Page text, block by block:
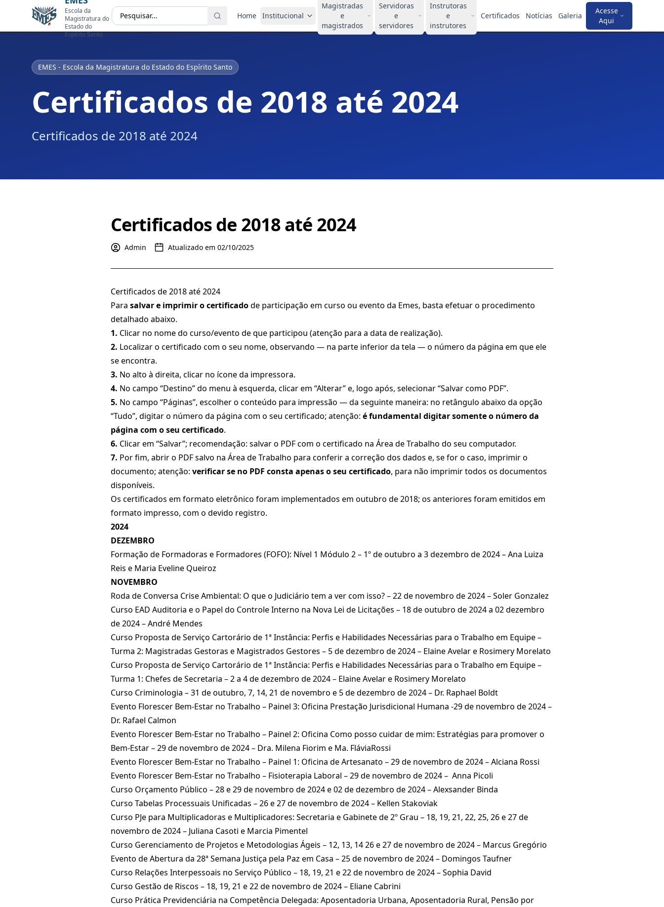
Escola da
Magistratura do
Estado do
Espírito Santo
Home Institucional
Magistradas
e
magistrados
Servidoras
e
servidores
Instrutoras
e
instrutores
Certificados Notícias Galeria
Acesse
Aqui
EMES - Escola da Magistratura do Estado do Espírito Santo
Certificados de 2018 até 2024
Certificados de 2018 até 2024
Certificados de 2018 até 2024
Admin Atualizado em 02/10/2025
Certificados de 2018 até 2024
Para salvar e imprimir o certificadode participação em curso ou evento da Emes, basta efetuar o procedimento
detalhado abaixo.
1. Clicar no nome do curso/evento de que participou (atenção para a data de realização).
2. Localizar o certificado com o seu nome, observando — na parte inferior da tela — o número da página em que ele
se encontra.
3. No alto à direita, clicar no ícone da impressora.
4. No campo “Destino” do menu à esquerda, clicar em “Alterar” e, logo após, selecionar “Salvar como PDF”.
5. No campo “Páginas”, escolher o conteúdo para impressão — da seguinte maneira: no retângulo abaixo da opção
“Tudo”, digitar o número da página com o seu certificado; atenção: é fundamental digitar somente o número da
página com o seu certificado.
6. Clicar em “Salvar”; recomendação: salvar o PDF com o certificado na Área de Trabalho do seu computador.
7. Por fim, abrir o PDF salvo na Área de Trabalho para conferir a correção dos dados e, se for o caso, imprimir o
documento; atenção: verificar se no PDF consta apenas o seu certificado, para não imprimir todos os documentos
disponíveis.
Os certificados em formato eletrônico foram implementados em outubro de 2018; os anteriores foram emitidos em
formato impresso, com o devido registro.
2024
DEZEMBRO
Formação de Formadoras e Formadores (FOFO): Nível 1 Módulo 2 – 1º de outubro a 3 dezembro de 2024 – Ana Luiza
Reis e Maria Eveline Queiroz
NOVEMBRO
Roda de Conversa Crise Ambiental: O que o Judiciário tem a ver com isso? – 22 de novembro de 2024 – Soler Gonzalez
Curso EAD Auditoria e o Papel do Controle Interno na Nova Lei de Licitações – 18 de outubro de 2024 a 02 dezembro
de 2024 – André Mendes
Curso Proposta de Serviço Cartorário de 1ª Instância: Perfis e Habilidades Necessárias para o Trabalho em Equipe –
Turma 2: Magistradas Gestoras e Magistrados Gestores – 5 de dezembro de 2024 – Elaine Avelar e Rosimery Morelato
Curso Proposta de Serviço Cartorário de 1ª Instância: Perfis e Habilidades Necessárias para o Trabalho em Equipe –
Turma 1: Chefes de Secretaria – 2 a 4 de dezembro de 2024 – Elaine Avelar e Rosimery Morelato
Curso Criminologia – 31 de outubro, 7, 14, 21 de novembro e 5 de dezembro de 2024 – Dr. Raphael Boldt
Evento Florescer Bem-Estar no Trabalho – Painel 3: Oficina Prestação Jurisdicional Humana -29 de novembro de 2024 –
Dr. Rafael Calmon
Evento Florescer Bem-Estar no Trabalho – Painel 2: Oficina Como posso cuidar de mim: Estratégias para promover o
Bem-Estar – 29 de novembro de 2024 – Dra. Milena Fiorim e Ma. FláviaRossi
Evento Florescer Bem-Estar no Trabalho – Painel 1: Oficina de Artesanato – 29 de novembro de 2024 – Alciana Rossi
Evento Florescer Bem-Estar no Trabalho – Fisioterapia Laboral – 29 de novembro de 2024 – Anna Picoli
Curso Orçamento Público – 28 e 29 de novembro de 2024 e 02 de dezembro de 2024 – Alexsander Binda
Curso Tabelas Processuais Unificadas – 26 e 27 de novembro de 2024 – Kellen Stakoviak
Curso PJe para Multiplicadoras e Multiplicadores: Secretaria e Gabinete de 2º Grau – 18, 19, 21, 22, 25, 26 e 27 de
novembro de 2024 – Juliana Casoti e Marcia Pimentel
Curso Gerenciamento de Projetos e Metodologias Ágeis – 12, 13, 14 26 e 27 de novembro de 2024 – Marcus Gregório
Evento de Abertura da 28ª Semana Justiça pela Paz em Casa – 25 de novembro de 2024 – Domingos Taufner
Curso Relações Interpessoais no Serviço Público – 18, 19, 21 e 22 de novembro de 2024 – Sophia David
Curso Gestão de Riscos – 18, 19, 21 e 22 de novembro de 2024 – Eliane Cabrini
Curso Prática Previdenciária na Competência Delegada: Aposentadoria Urbana, Aposentadoria Rural, Pensão por